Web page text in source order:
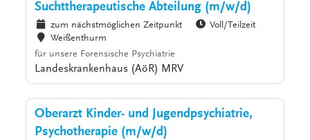
Suchttherapeutische Abteilung (m/w/d)
zum nächstmöglichen Zeitpunkt
Voll/Teilzeit
Weißenthurm
für unsere Forensische Psychiatrie
Landeskrankenhaus (AöR) MRV
Oberarzt Kinder- und Jugendpsychiatrie,
Psychotherapie (m/w/d)